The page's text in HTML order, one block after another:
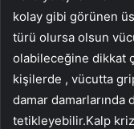
kolay gibi görünen
türü olursa olsun
olabileceğine dikkat
kişilerde , vücutta
damar
tetikleyebilir.Kalp